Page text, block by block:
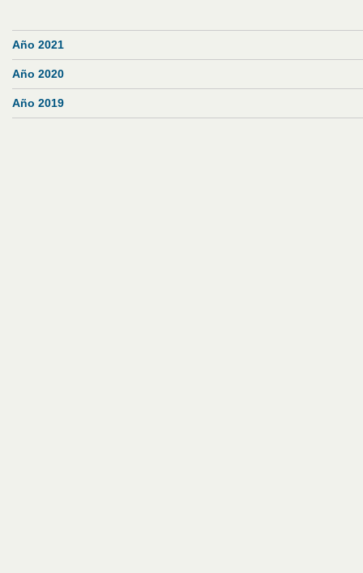
Año 2021
Año 2020
Año 2019